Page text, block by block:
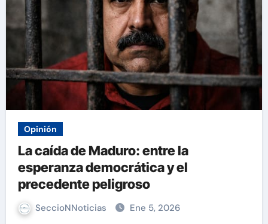
Opinión
La caída de Maduro: entre la
esperanza democrática y el
precedente peligroso
SeccioNNoticias Ene 5, 2026